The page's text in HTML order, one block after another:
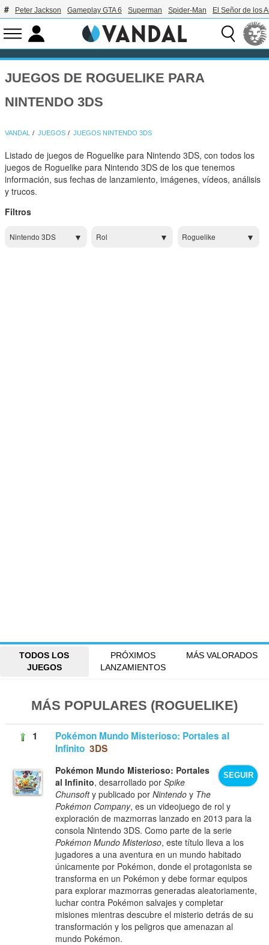
Peter Jackson Gameplay GTA 6 Superman Spider-Man El Señor de los
JUEGOS DE ROGUELIKE PARA
NINTENDO 3DS
VANDAL JUEGOS JUEGOS NINTENDO 3DS
Listado de juegos de Roguelike para Nintendo 3DS, con todos los
juegos de Roguelike para Nintendo 3DS de los que tenemos
información, sus fechas de lanzamiento, imágenes, vídeos, análisis
y trucos.
Filtros
Nintendo 3DS Rol Roguelike
TODOS LOS
JUEGOS
PRÓXIMOS
LANZAMIENTOS
MÁS VALORADOS
MÁS POPULARES (ROGUELIKE)
1
Pokémon Mundo Misterioso: Portales al
Infinito 3DS
SEGUIR
Pokémon Mundo Misterioso: Portales
al Infinito, desarrollado porSpike
Chunsofty publicado porNintendo y The
Pokémon Company, es un videojuego de rol y
exploración de mazmorras lanzado en 2013 para la
consola Nintendo 3DS. Como parte de la serie
Pokémon Mundo Misterioso, este título lleva a los
jugadores a una aventura en un mundo habitado
únicamente por Pokémon, donde el protagonista se
transforma en un Pokémon y debe formar equipos
para explorar mazmorras generadas aleatoriamente,
luchar contra Pokémon salvajes y completar
misiones mientras descubre el misterio detrás de su
transformación y los peligros que amenazan al
mundo Pokémon.